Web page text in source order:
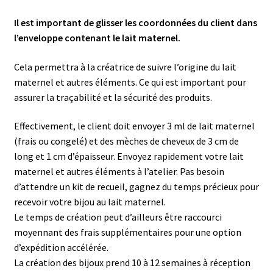
Il est important de glisser les coordonnées du client dans
l’enveloppe contenant le lait maternel.
Cela permettra à la créatrice de suivre l’origine du lait
maternel et autres éléments. Ce qui est important pour
assurer la traçabilité et la sécurité des produits.
Effectivement, le client doit envoyer 3 ml de lait maternel
(frais ou congelé) et des mèches de cheveux de 3 cm de
long et 1 cm d’épaisseur. Envoyez rapidement votre lait
maternel et autres éléments à l’atelier. Pas besoin
d’attendre un kit de recueil, gagnez du temps précieux pour
recevoir votre bijou au lait maternel.
Le temps de création peut d’ailleurs être raccourci
moyennant des frais supplémentaires pour une option
d’expédition accélérée.
La création des bijoux prend 10 à 12 semaines à réception